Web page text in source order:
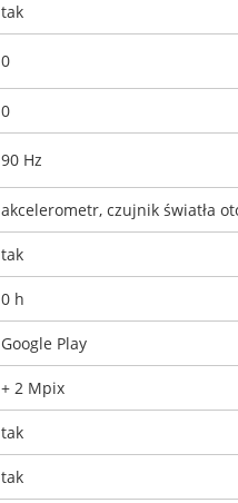
tak
0
0
90 Hz
akcelerometr, czujnik światła
tak
0 h
Google Play
+ 2 Mpix
tak
tak